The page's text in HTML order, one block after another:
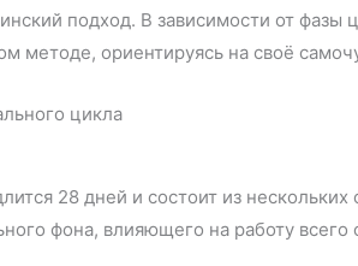
подход. В зависимости от
методе, ориентируясь на своё
цикла
28 дней и состоит из нескольких
фона, влияющего на работу всего